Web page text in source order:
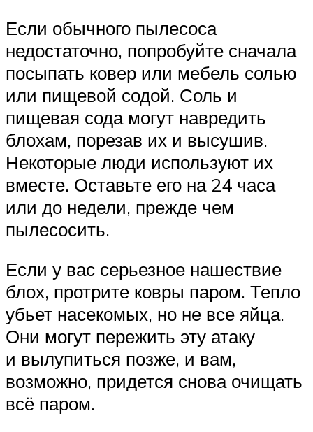
Если обычного пылесоса
недостаточно, попробуйте сначала
посыпать ковер или мебель солью
или пищевой содой. Соль и
пищевая сода могут навредить
блохам, порезав их и высушив.
Некоторые люди используют их
вместе. Оставьте его на 24 часа
или до недели, прежде чем
пылесосить.
Если у вас серьезное нашествие
блох, протрите ковры паром. Тепло
убьет насекомых, но не все яйца.
Они могут пережить эту атаку
и вылупиться позже, и вам,
возможно, придется снова очищать
всё паром.